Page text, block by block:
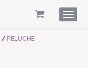
/ PELUCHE